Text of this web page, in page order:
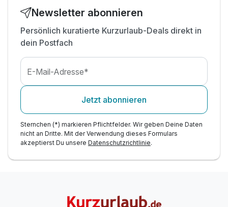
Für 4 Tage
Einzelzimmer Standard
2 x Flaschen Mineralwasser auf Ihrem Zimmer
inkl. Nutzung des Wellnessbereichs
inkl. Kaffee-/Teezubereitung auf Ihrem Zimmer
Abendlicher Turndown-Service inkl. Betthupferl
digitaler Service inkl. 7000 Online Zeitungen
uvm.
Newsletter abonnieren
Persönlich kuratierte Kurzurlaub-Deals direkt in
dein Postfach
E-Mail-Adresse*
Jetzt abonnieren
Sternchen (*) markieren Pflichtfelder. Wir geben Deine Daten
nicht an Dritte. Mit der Verwendung dieses Formulars
akzeptierst Du unsere Datenschutzrichtlinie.